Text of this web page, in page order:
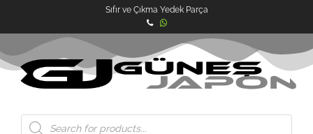
Sıfır ve Çıkma Yedek Parça